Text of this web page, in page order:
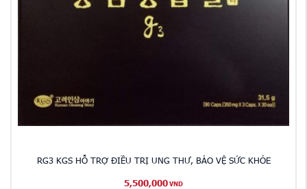
RG3 KGS HỖ TRỢ ĐIỀU TRỊ UNG THƯ, BẢO VỆ SỨC KHỎE
5,500,000 VND